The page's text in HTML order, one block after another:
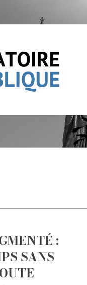
:
SANS